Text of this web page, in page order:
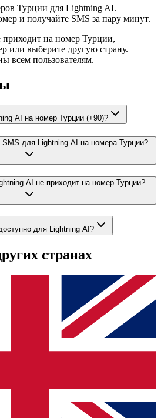
Турции для Lightning AI.
и получайте SMS за пару минут.
на номер Турции,
или выберите другую страну.
всем пользователям.
AI на номер Турции (+90)?
для Lightning AI на номера Турции?
AI не приходит на номер Турции?
для Lightning AI?
странах